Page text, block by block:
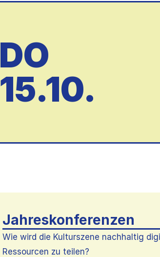
DO
15.10.
Jahreskonferenzen
Wie wird die Kulturszene nachhaltig
Ressourcen zu teilen?